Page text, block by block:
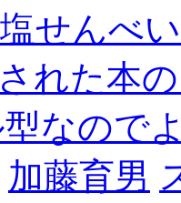
せんべい
れた本
型なので
加藤育男